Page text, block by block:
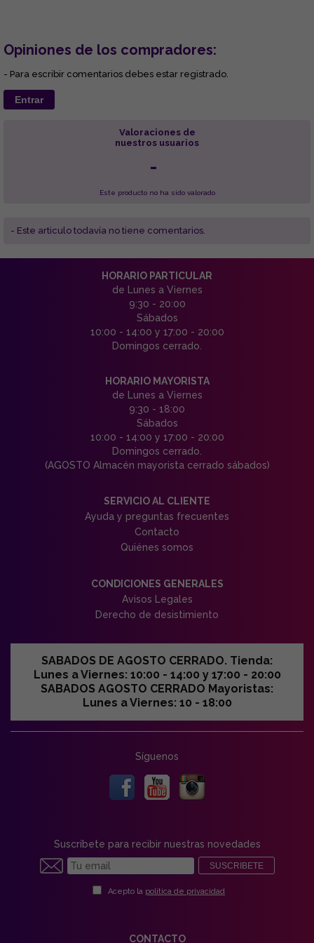
Opiniones de los compradores:
- Para escribir comentarios debes estar registrado.
Entrar
Valoraciones de
nuestros usuarios
-
Este producto no ha sido valorado
- Este articulo todavía no tiene comentarios.
HORARIO PARTICULAR
de Lunes a Viernes
9:30 - 20:00
Sábados
10:00 - 14:00 y 17:00 - 20:00
Domingos cerrado.
HORARIO MAYORISTA
de Lunes a Viernes
9:30 - 18:00
Sábados
10:00 - 14:00 y 17:00 - 20:00
Domingos cerrado.
(AGOSTO Almacén mayorista cerrado sábados)
SERVICIO AL CLIENTE
Ayuda y preguntas frecuentes
Contacto
Quiénes somos
CONDICIONES GENERALES
Avisos Legales
Derecho de desistimiento
SABADOS DE AGOSTO CERRADO. Tienda:
Lunes a Viernes: 10:00 - 14:00 y 17:00 - 20:00
SABADOS AGOSTO CERRADO Mayoristas:
Lunes a Viernes: 10 - 18:00
Síguenos
Suscríbete para recibir nuestras novedades
SUSCRIBETE
Acepto la política de privacidad
CONTACTO